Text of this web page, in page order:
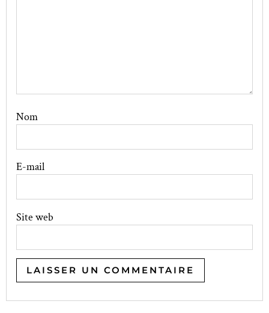
Nom
E-mail
Site web